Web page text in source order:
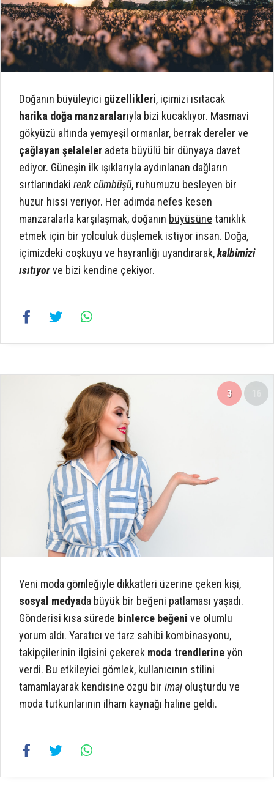
Doğanın büyüleyici güzellikleri, içimizi ısıtacak
harika doğa manzaralarıyla bizi kucaklıyor. Masmavi
gökyüzü altında yemyeşil ormanlar, berrak dereler ve
çağlayan şelaleler adeta büyülü bir dünyaya davet
ediyor. Güneşin ilk ışıklarıyla aydınlanan dağların
sırtlarındaki renk cümbüşü, ruhumuzu besleyen bir
huzur hissi veriyor. Her adımda nefes kesen
manzaralarla karşılaşmak, doğanın büyüsüne tanıklık
etmek için bir yolculuk düşlemek istiyor insan. Doğa,
içimizdeki coşkuyu ve hayranlığı uyandırarak,kalbimizi
ısıtıyorve bizi kendine çekiyor.
3
Yeni moda gömleğiyle dikkatleri üzerine çeken kişi,
sosyal medyada büyük bir beğeni patlaması yaşadı.
Gönderisi kısa sürede binlerce beğeni ve olumlu
yorum aldı. Yaratıcı ve tarz sahibi kombinasyonu,
takipçilerinin ilgisini çekerek moda trendlerineyön
verdi. Bu etkileyici gömlek, kullanıcının stilini
tamamlayarak kendisine özgü bir imaj oluşturdu ve
moda tutkunlarının ilham kaynağı haline geldi.